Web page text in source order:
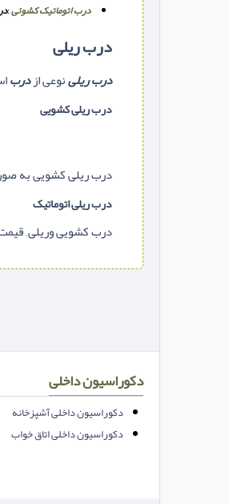
درب اتوماتیک کشوئی:
درب ریلی
درب ریلینوعی ازدرب
درب ریلی کشویی
درب ریلی کشویی به
درب ریلی اتوماتیک
درب کشویی وریلی,
دکوراسیون داخلی
دکوراسیون داخلی آشپزخانه
دکوراسیون داخلی اتاق خواب